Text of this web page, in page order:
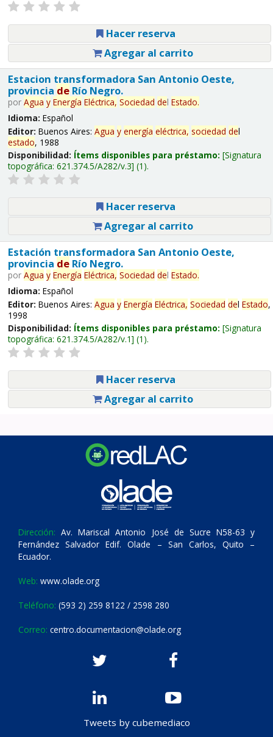
Hacer reserva
Agregar al carrito
Estacion transformadora San Antonio Oeste,
provincia deRío Negro.
por Agua y Energía Eléctrica, Sociedad del Estado.
Idioma: Español
Editor: Buenos Aires: Agua y energía eléctrica, sociedad del
estado, 1988
Disponibilidad: Ítems disponibles para préstamo: Signatura
topográfica: 621.374.5/A282/v.3 (1).
Hacer reserva
Agregar al carrito
Estación transformadora San Antonio Oeste,
provincia deRío Negro.
por Agua y Energía Eléctrica, Sociedad del Estado.
Idioma: Español
Editor: Buenos Aires: Agua y Energía Eléctrica, Sociedad del Estado,
1998
Disponibilidad: Ítems disponibles para préstamo: Signatura
topográfica: 621.374.5/A282/v.1 (1).
Hacer reserva
Agregar al carrito
Dirección: Av. Mariscal Antonio José de Sucre N58-63 y
Fernández Salvador Edif. Olade – San Carlos, Quito –
Ecuador.
Web: www.olade.org
Teléfono: (593 2) 259 8122 / 2598 280
Correo: centro.documentacion@olade.org
Tweets by cubemediaco